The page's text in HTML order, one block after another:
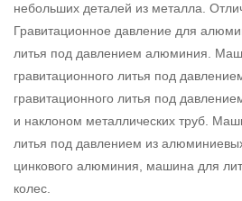
небольших деталей из металла.
Гравитационное давление для
литья под давлением алюминия.
гравитационного литья под
гравитационного литья под
и наклоном металлических труб.
литья под давлением из
цинкового алюминия, машина для
колес.